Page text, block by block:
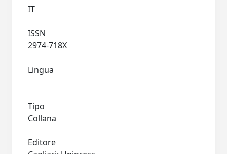
ISSN
Lingua
Tipo
Collana
Editore